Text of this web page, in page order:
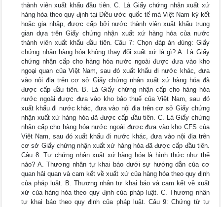
thành viên xuất khẩu đầu tiên. C. Là Giấy chứng nhận xuất xứ
hàng hóa theo quy định tại Điều ước quốc tế mà Việt Nam ký kết
hoặc gia nhập, được cấp bởi nước thành viên xuất khẩu trung
gian dựa trên Giấy chứng nhận xuất xứ hàng hóa của nước
thành viên xuất khẩu đầu tiên. Câu 7: Chọn đáp án đúng: Giấy
chứng nhận hàng hóa không thay đổi xuất xứ là gì? A. Là Giấy
chứng nhận cấp cho hàng hóa nước ngoài được đưa vào kho
ngoại quan của Việt Nam, sau đó xuất khẩu đi nước khác, đưa
vào nội địa trên cơ sở Giấy chứng nhận xuất xứ hàng hóa đã
được cấp đầu tiên. B. Là Giấy chứng nhận cấp cho hàng hóa
nước ngoài được đưa vào kho bảo thuế của Việt Nam, sau đó
xuất khẩu đi nước khác, đưa vào nội địa trên cơ sở Giấy chứng
nhận xuất xứ hàng hóa đã được cấp đầu tiên. C. Là Giấy chứng
nhận cấp cho hàng hóa nước ngoài được đưa vào kho CFS của
Việt Nam, sau đó xuất khẩu đi nước khác, đưa vào nội địa trên
cơ sở Giấy chứng nhận xuất xứ hàng hóa đã được cấp đầu tiên.
Câu 8: Tự chứng nhận xuất xứ hàng hóa là hình thức như thế
nào? A. Thương nhân tự khai báo dưới sự hướng dẫn của cơ
quan hải quan và cam kết về xuất xứ của hàng hóa theo quy định
của pháp luật. B. Thương nhân tự khai báo và cam kết về xuất
xứ của hàng hóa theo quy định của pháp luật. C. Thương nhân
tự khai báo theo quy định của pháp luật. Câu 9: Chứng từ tự